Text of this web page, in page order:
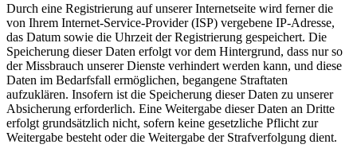
Durch eine Registrierung auf unserer Internetseite wird ferner die
von Ihrem Internet-Service-Provider (ISP) vergebene IP-Adresse,
das Datum sowie die Uhrzeit der Registrierung gespeichert. Die
Speicherung dieser Daten erfolgt vor dem Hintergrund, dass nur so
der Missbrauch unserer Dienste verhindert werden kann, und diese
Daten im Bedarfsfall ermöglichen, begangene Straftaten
aufzuklären. Insofern ist die Speicherung dieser Daten zu unserer
Absicherung erforderlich. Eine Weitergabe dieser Daten an Dritte
erfolgt grundsätzlich nicht, sofern keine gesetzliche Pflicht zur
Weitergabe besteht oder die Weitergabe der Strafverfolgung dient.